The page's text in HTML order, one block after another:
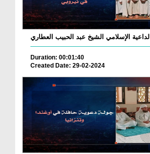
Duration: 00:01:40
Created Date: 29-02-2024